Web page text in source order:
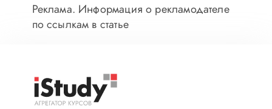
Реклама. Информация о рекламодателе
по ссылкам в статье